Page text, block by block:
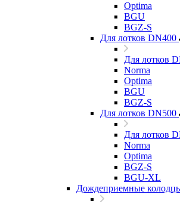
Optima
BGU
BGZ-S
Для лотков DN400
Для лотков
Norma
Optima
BGU
BGZ-S
Для лотков DN500
Для лотков
Norma
Optima
BGZ-S
BGU-XL
Дождеприемные